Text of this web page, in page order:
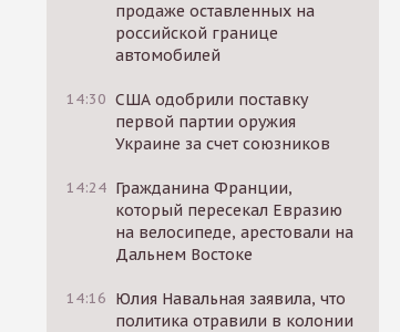
продаже оставленных на
российской границе
автомобилей
14:30 США одобрили поставку
первой партии оружия
Украине за счет союзников
14:24 Гражданина Франции,
который пересекал Евразию
на велосипеде, арестовали на
Дальнем Востоке
14:16 Юлия Навальная заявила, что
политика отравили в колонии